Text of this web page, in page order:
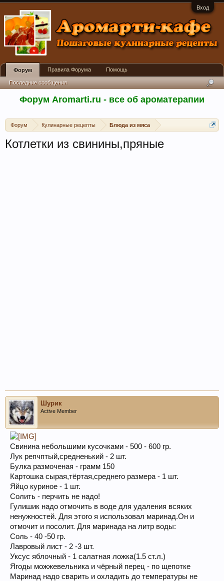
Вход
Форум Aromarti.ru - все об ароматерапии
Форум Кулинарные рецепты Блюда из мяса
Котлетки из свинины,пряные
Шурик
Active Member
Свинина небольшими кусочками - 500 - 600 гр.
Лук репчптый,средненький - 2 шт.
Булка размоченая - грамм 150
Картошка сырая,тёртая,среднего размера - 1 шт.
Яйцо куриное - 1 шт.
Солить - перчить не надо!
Гулишик надо отмочить в воде для удаления всяких
ненужностей. Для этого я использовал маринад.Он и
отмочит и посолит. Для маринада на литр воды:
Соль - 40 -50 гр.
Лавровый лист - 2 -3 шт.
Уксус яблочный - 1 салатная ложка(1.5 ст.л.)
Ягоды можжевельника и чёрный перец - по щепотке
Маринад надо сварить и охладить до температуры не
Форум
Последние сообщения
Правила Форума Помощь